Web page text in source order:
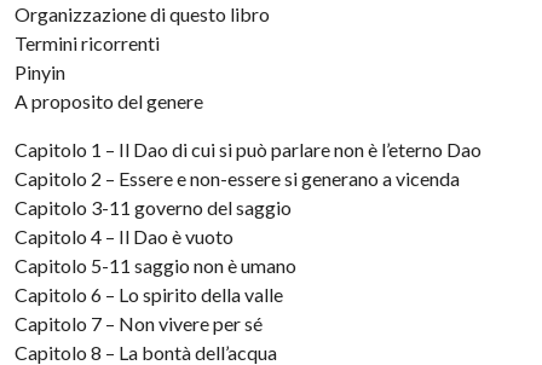
Organizzazione di questo libro
Termini ricorrenti
Pinyin
A proposito del genere
Capitolo 1 – Il Dao di cui si può parlare non è l’eterno Dao
Capitolo 2 – Essere e non-essere si generano a vicenda
Capitolo 3-11 governo del saggio
Capitolo 4 – Il Dao è vuoto
Capitolo 5-11 saggio non è umano
Capitolo 6 – Lo spirito della valle
Capitolo 7 – Non vivere per sé
Capitolo 8 – La bontà dell’acqua